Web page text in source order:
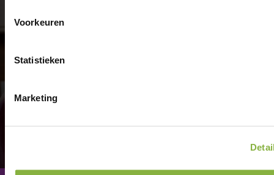
Voorkeuren
Statistieken
Marketing
Aangenaam